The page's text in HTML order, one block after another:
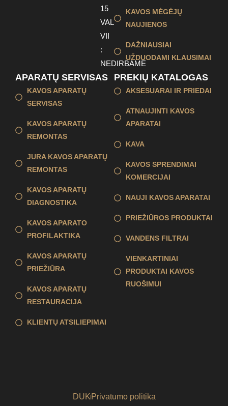
15
VAL
VII
:
NEDIRBAME
KAVOS MĖGĖJŲ
NAUJIENOS
DAŽNIAUSIAI
UŽDUODAMI KLAUSIMAI
APARATŲ SERVISAS
KAVOS APARATŲ
SERVISAS
KAVOS APARATŲ
REMONTAS
JURA KAVOS APARATŲ
REMONTAS
KAVOS APARATŲ
DIAGNOSTIKA
KAVOS APARATO
PROFILAKTIKA
KAVOS APARATŲ
PRIEŽIŪRA
KAVOS APARATŲ
RESTAURACIJA
KLIENTŲ ATSILIEPIMAI
PREKIŲ KATALOGAS
AKSESUARAI IR PRIEDAI
ATNAUJINTI KAVOS
APARATAI
KAVA
KAVOS SPRENDIMAI
KOMERCIJAI
NAUJI KAVOS APARATAI
PRIEŽIŪROS PRODUKTAI
VANDENS FILTRAI
VIENKARTINIAI
PRODUKTAI KAVOS
RUOŠIMUI
DUKPrivatumo politika